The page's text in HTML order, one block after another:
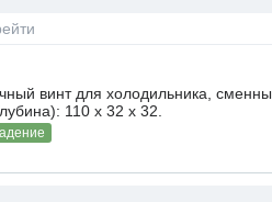
винт для холодильника,
110 x 32 х 32.